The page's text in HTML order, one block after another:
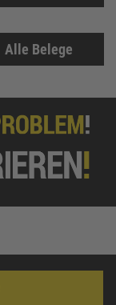
Alle Belege